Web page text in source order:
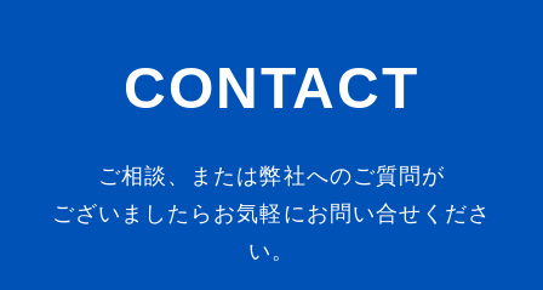
CONTACT
ご相談、または弊社へのご質問が
ございましたらお気軽にお問い合せくださ
い。